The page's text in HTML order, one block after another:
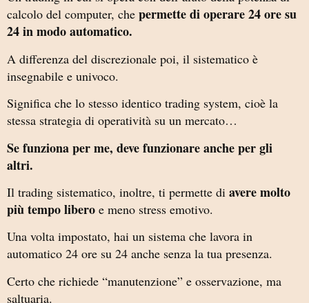
calcolo del computer, che permette di operare 24 ore su
24 in modo automatico.
A differenza del discrezionale poi, il sistematico è
insegnabile e univoco.
Significa che lo stesso identico trading system, cioè la
stessa strategia di operatività su un mercato…
Se funziona per me, deve funzionare anche per gli
altri.
Il trading sistematico, inoltre, ti permette di avere molto
più tempo libero e meno stress emotivo.
Una volta impostato, hai un sistema che lavora in
automatico 24 ore su 24 anche senza la tua presenza.
Certo che richiede “manutenzione” e osservazione, ma
saltuaria.